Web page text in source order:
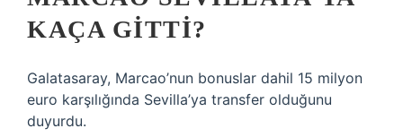
KAÇA GITTI?
Galatasaray, Marcao’nun bonuslar dahil 15 milyon
euro karşılığında Sevilla’ya transfer olduğunu
duyurdu.